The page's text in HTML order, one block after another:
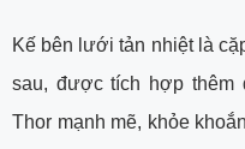
Kế bên lưới tản nhiệt là
sau, được tích hợp thêm
Thor mạnh mẽ, khỏe